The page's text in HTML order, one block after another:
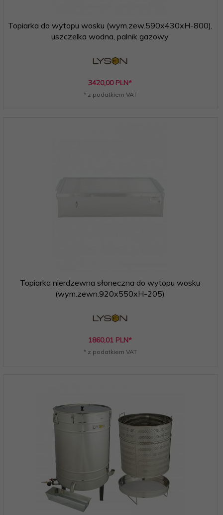
Topiarka do wytopu wosku (wym.zew.590x430xH-800),
uszczelka wodna, palnik gazowy
3420,00 PLN*
* z podatkiem VAT
Topiarka nierdzewna słoneczna do wytopu wosku
(wym.zewn.920x550xH-205)
1860,01 PLN*
* z podatkiem VAT